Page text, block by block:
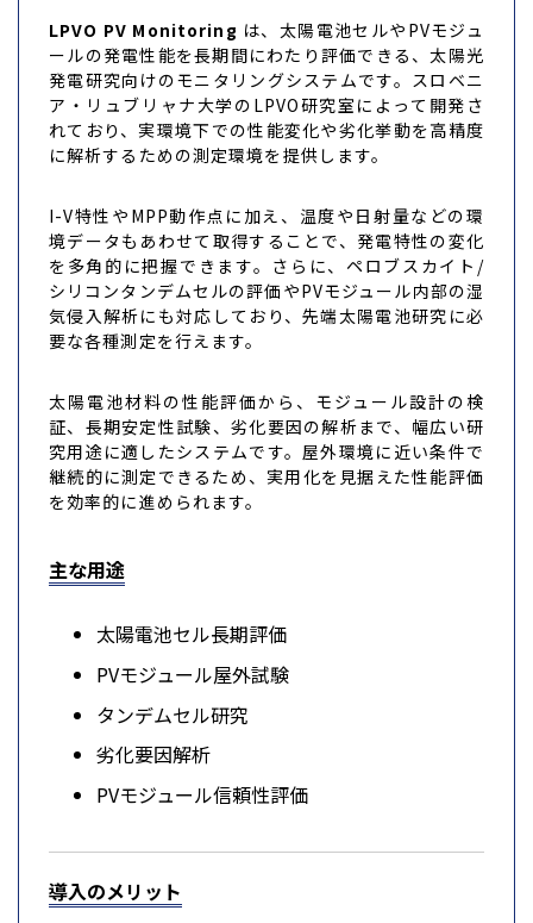
LPVO PV Monitoring は、太陽電池セルやPVモジュ
ールの発電性能を長期間にわたり評価できる、太陽光
発電研究向けのモニタリングシステムです。スロベニ
ア・リュブリャナ大学のLPVO研究室によって開発さ
れており、実環境下での性能変化や劣化挙動を高精度
に解析するための測定環境を提供します。
I-V特性やMPP動作点に加え、温度や日射量などの環
境データもあわせて取得することで、発電特性の変化
を多角的に把握できます。さらに、ペロブスカイト/
シリコンタンデムセルの評価やPVモジュール内部の湿
気侵入解析にも対応しており、先端太陽電池研究に必
要な各種測定を行えます。
太陽電池材料の性能評価から、モジュール設計の検
証、長期安定性試験、劣化要因の解析まで、幅広い研
究用途に適したシステムです。屋外環境に近い条件で
継続的に測定できるため、実用化を見据えた性能評価
を効率的に進められます。
主な用途
太陽電池セル長期評価
PVモジュール屋外試験
タンデムセル研究
劣化要因解析
PVモジュール信頼性評価
導入のメリット